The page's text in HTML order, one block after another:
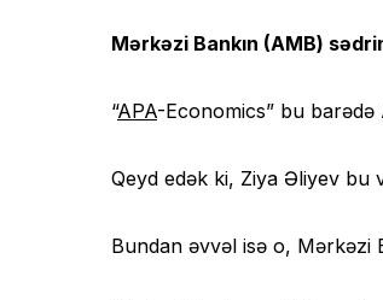
Mərkəzi Bankın (AMB)
“APA-Economics” bu
Qeyd edək ki, Ziya Əliyev bu
Bundan əvvəl isə o, Mərkəzi